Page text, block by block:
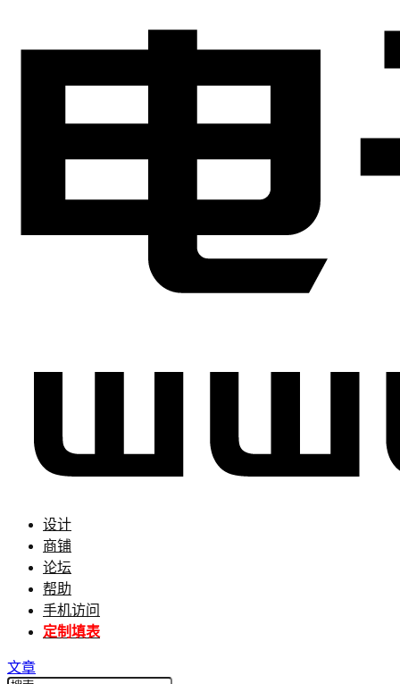
设计
商铺
论坛
帮助
手机访问
定制填表
文章